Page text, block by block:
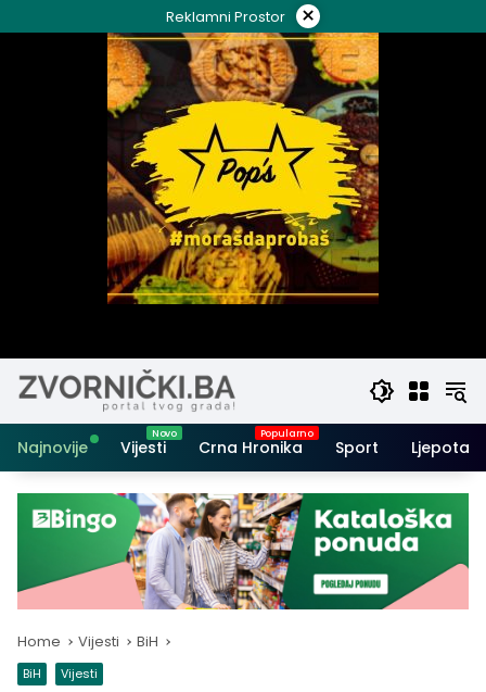
to
Reklamni Prostor ×
Najnovije Vijesti Crna Hronika Sport Ljepota i
Home Vijesti BiH
BiH Vijesti